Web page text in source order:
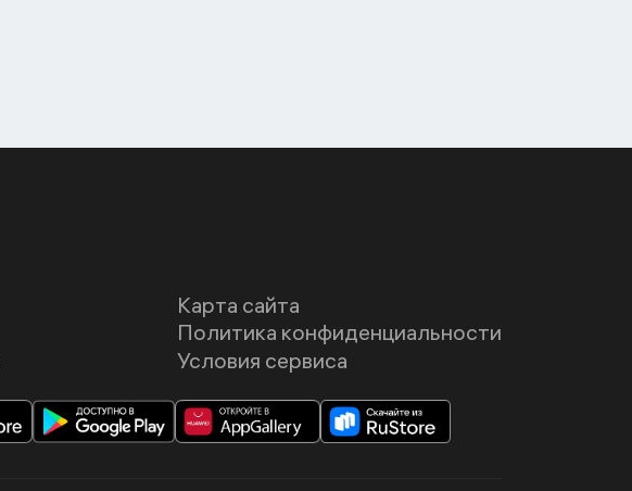
Карта сайта
Политика конфиденциальности
Условия сервиса